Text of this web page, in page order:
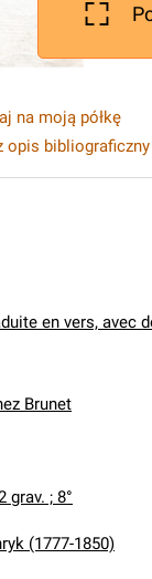
na moją półkę
opis bibliograficzny
en vers, avec
Brunet
grav. ; 8°
(1777-1850)